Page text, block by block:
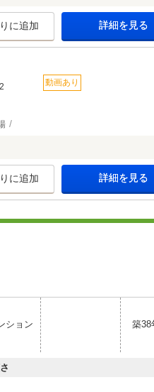
に追加 詳細を見る
2 動画あり
に追加 詳細を見る
ション 築38